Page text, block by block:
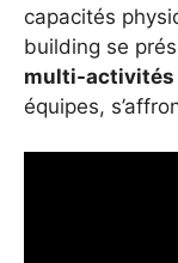
capacités
building se
multi-activités
équipes,